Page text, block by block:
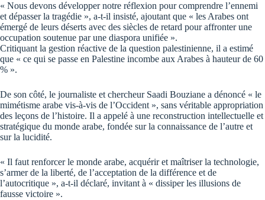
« Nous devons développer notre réflexion pour comprendre l’ennemi
et dépasser la tragédie », a-t-il insisté, ajoutant que « les Arabes ont
émergé de leurs déserts avec des siècles de retard pour affronter une
occupation soutenue par une diaspora unifiée ».
Critiquant la gestion réactive de la question palestinienne, il a estimé
que « ce qui se passe en Palestine incombe aux Arabes à hauteur de 60
% ».
De son côté, le journaliste et chercheur Saadi Bouziane a dénoncé « le
mimétisme arabe vis-à-vis de l’Occident », sans véritable appropriation
des leçons de l’histoire. Il a appelé à une reconstruction intellectuelle et
stratégique du monde arabe, fondée sur la connaissance de l’autre et
sur la lucidité.
« Il faut renforcer le monde arabe, acquérir et maîtriser la technologie,
s’armer de la liberté, de l’acceptation de la différence et de
l’autocritique », a-t-il déclaré, invitant à « dissiper les illusions de
fausse victoire ».